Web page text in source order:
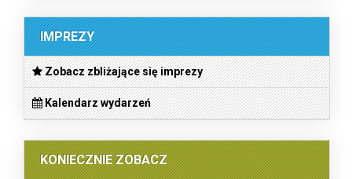
IMPREZY
Zobacz zbliżające się imprezy
Kalendarz wydarzeń
KONIECZNIE ZOBACZ